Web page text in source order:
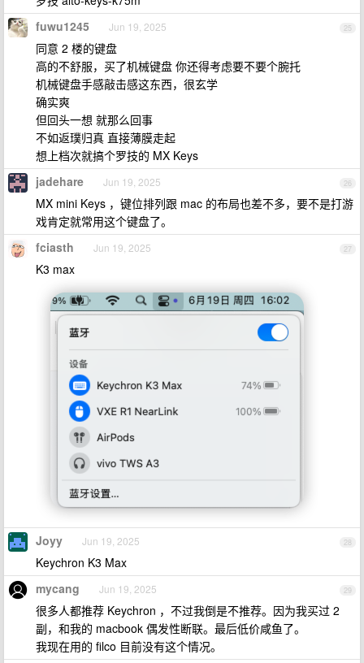
25
fuwu1245 Jun 19, 2025
同意 2 楼的键盘
高的不舒服，买了机械键盘 你还得考虑要不要个腕托
机械键盘手感敲击感这东西，很玄学
确实爽
但回头一想 就那么回事
不如返璞归真 直接薄膜走起
想上档次就搞个罗技的 MX Keys
26
jadehare Jun 19, 2025
MX mini Keys ，键位排列跟 mac 的布局也差不多，要不是打游
戏肯定就常用这个键盘了。
27
fciasth Jun 19, 2025
K3 max
28
Joyy Jun 19, 2025
Keychron K3 Max
29
mycang Jun 19, 2025
很多人都推荐 Keychron ，不过我倒是不推荐。因为我买过 2
副，和我的 macbook 偶发性断联。最后低价咸鱼了。
我现在用的 filco 目前没有这个情况。